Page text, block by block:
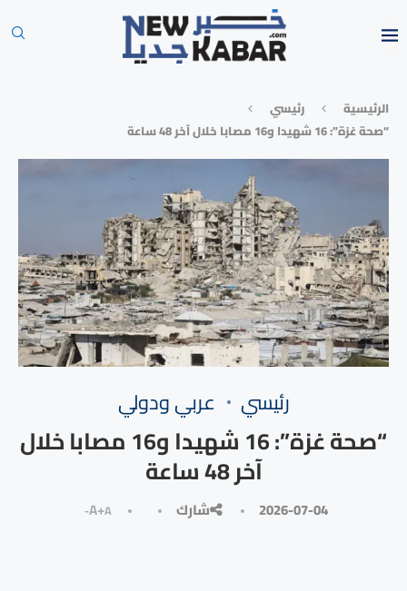
الرئيسية
رئيسي
“صحة غزة”: 16 شهيدا و16 مصابا خلال آخر 48 ساعة
رئيسي ⁠عربي ودولي
“صحة غزة”: 16 شهيدا و16 مصابا خلال
آخر 48 ساعة
2026-07-04 شارك A+A-